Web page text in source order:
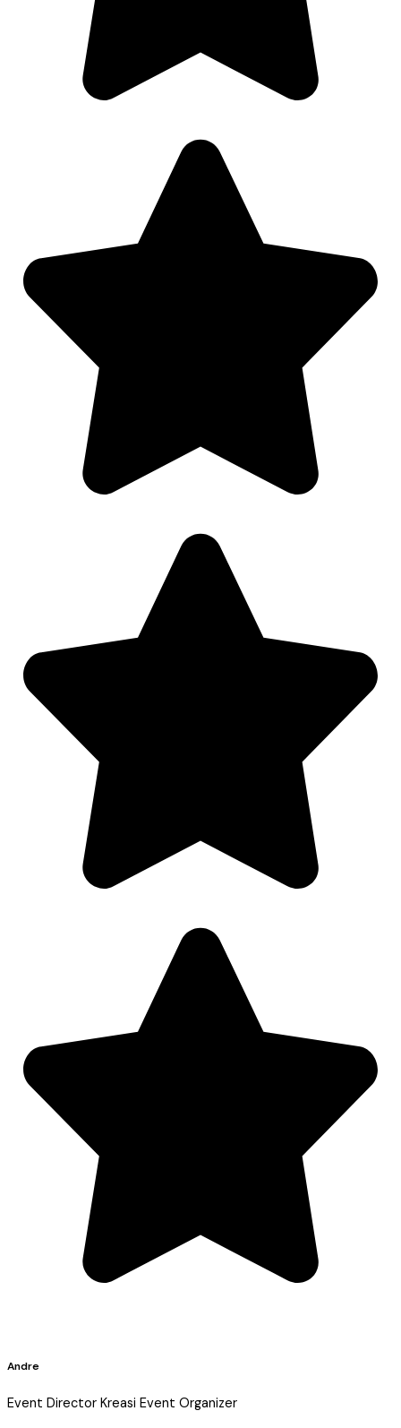
Andre
Event Director Kreasi Event Organizer